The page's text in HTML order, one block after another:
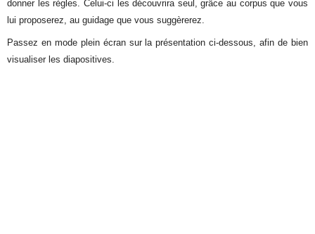
donner les règles. Celui-ci les découvrira seul, grâce au corpus que vous
lui proposerez, au guidage que vous suggèrerez.
Passez en mode plein écran sur la présentation ci-dessous, afin de bien
visualiser les diapositives.